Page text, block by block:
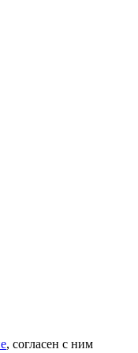
, согласен с ним